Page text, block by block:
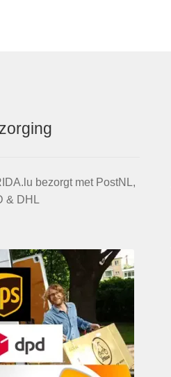
bezorgt met PostNL,
& DHL